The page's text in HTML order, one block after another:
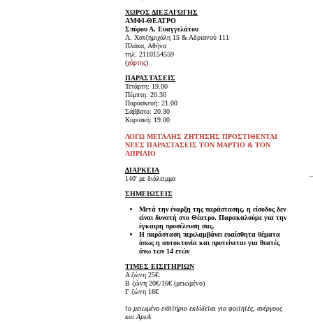
ΧΩΡΟΣ ΔΙΕΞΑΓΩΓΗΣ
ΑΜΦΙ-ΘΕΑΤΡΟ
Σπύρου Α. Ευαγγελάτου
Α. Χατζημιχάλη 15 & Αδριανού 111
Πλάκα, Αθήνα
τηλ. 2110154559
(χάρτης)
ΠΑΡΑΣΤΑΣΕΙΣ
Τετάρτη: 19.00
Πέμπτη: 20.30
Παρασκευή: 21.00
Σάββατο: 20.30
Κυριακή: 19.00
ΛΟΓΩ ΜΕΓΑΛΗΣ ΖΗΤΗΣΗΣ ΠΡΟΣΤΙΘΕΝΤΑΙ
ΝΕΕΣ ΠΑΡΑΣΤΑΣΕΙΣ ΤΟΝ ΜΑΡΤΙΟ & ΤΟΝ
ΑΠΡΙΛΙΟ
ΔΙΑΡΚΕΙΑ
140' με διάλειμμα
ΣΗΜΕΙΩΣΕΙΣ
Μετά την έναρξη της παράστασης, η είσοδος δεν
είναι δυνατή στο Θέατρο. Παρακαλούμε για την
έγκαιρη προσέλευση σας.
Η παράσταση περιλαμβάνει ευαίσθητα θέματα
όπως η αυτοκτονία και προτείνεται για θεατές
άνω των 14 ετών
ΤΙΜΕΣ ΕΙΣΙΤΗΡΙΩΝ
Α ζώνη 25€
Β ζώνη 20€/16€ (μειωμένο)
Γ ζώνη 16€
το μειωμένο εισιτήριο εκδίδεται για φοιτητές, ανέργους
και ΑμεΑ